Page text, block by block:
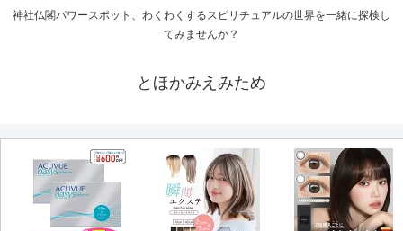
神社仏閣パワースポット、わくわくするスピリチュアルの世界を一緒に探検し
てみませんか？
とほかみえみため